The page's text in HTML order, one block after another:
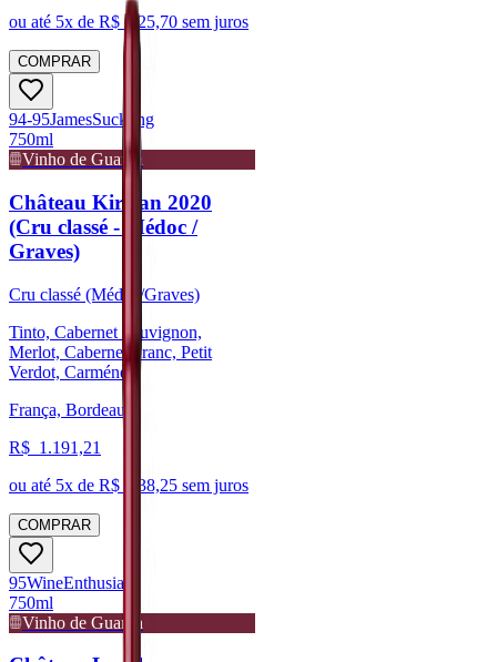
ou até 5x de R$ 225,70 sem juros
COMPRAR
94-95JamesSuckling
750ml
Vinho de Guarda
Château Kirwan 2020
(Cru classé - Médoc /
Graves)
Cru classé (Médoc/Graves)
Tinto, Cabernet Sauvignon,
Merlot, Cabernet Franc, Petit
Verdot, Carménère
França, Bordeaux
R$ 1.191,21
ou até 5x de R$ 238,25 sem juros
COMPRAR
95WineEnthusiast
750ml
Vinho de Guarda